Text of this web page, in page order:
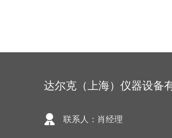
达尔克（上海）仪器设备
联系人：肖经理